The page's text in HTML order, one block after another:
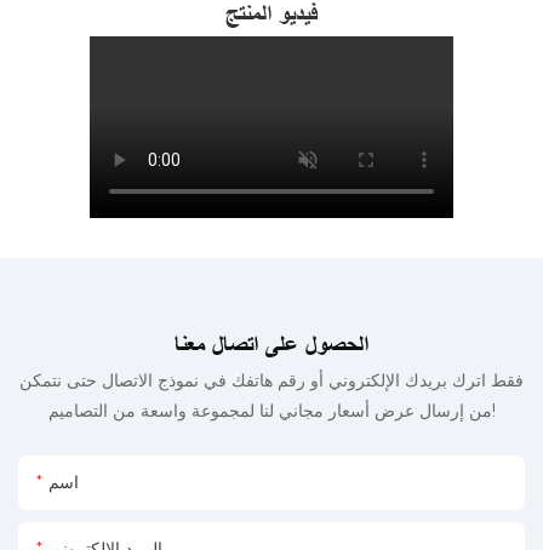
فيديو المنتج
الحصول على اتصال معنا
فقط اترك بريدك الإلكتروني أو رقم هاتفك في نموذج الاتصال حتى نتمكن
من إرسال عرض أسعار مجاني لنا لمجموعة واسعة من التصاميم!
اسم